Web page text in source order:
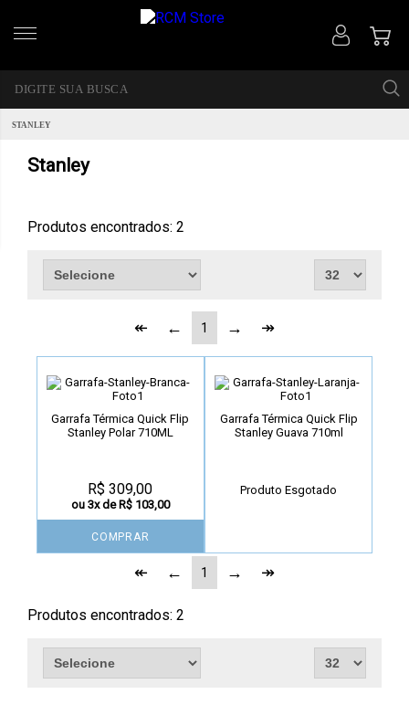
STANLEY
Stanley
Produtos encontrados: 2
1
Garrafa Térmica Quick Flip
Stanley Polar 710ML
R$ 309,00
ou 3x de R$ 103,00
COMPRAR
Garrafa Térmica Quick Flip
Stanley Guava 710ml
Produto Esgotado
1
Produtos encontrados: 2